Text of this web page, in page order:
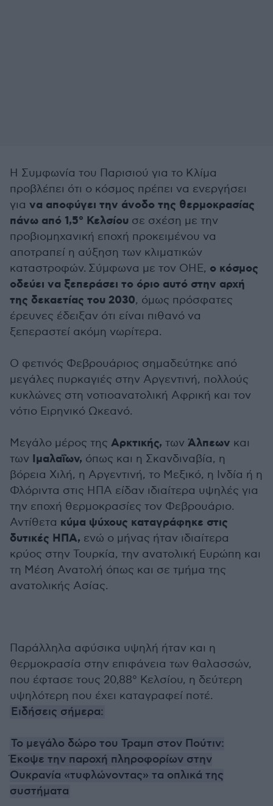
Η Συμφωνία του Παρισιού για το Κλίμα
προβλέπει ότι ο κόσμος πρέπει να ενεργήσει
για να αποφύγει την άνοδο της θερμοκρασίας
πάνω από 1,5° Κελσίου σε σχέση με την
προβιομηχανική εποχή προκειμένου να
αποτραπεί η αύξηση των κλιματικών
καταστροφών. Σύμφωνα με τον ΟΗΕ, ο κόσμος
οδεύει να ξεπεράσει το όριο αυτό στην αρχή
της δεκαετίας του 2030, όμως πρόσφατες
έρευνες έδειξαν ότι είναι πιθανό να
ξεπεραστεί ακόμη νωρίτερα.
Ο φετινός Φεβρουάριος σημαδεύτηκε από
μεγάλες πυρκαγιές στην Αργεντινή, πολλούς
κυκλώνες στη νοτιοανατολική Αφρική και τον
νότιο Ειρηνικό Ωκεανό.
Μεγάλο μέρος της Αρκτικής, των Άλπεων και
των Ιμαλαΐων, όπως και η Σκανδιναβία, η
βόρεια Χιλή, η Αργεντινή, το Μεξικό, η Ινδία ή η
Φλόριντα στις ΗΠΑ είδαν ιδιαίτερα υψηλές για
την εποχή θερμοκρασίες τον Φεβρουάριο.
Αντίθετα κύμα ψύχους καταγράφηκε στις
δυτικές ΗΠΑ, ενώ ο μήνας ήταν ιδιαίτερα
κρύος στην Τουρκία, την ανατολική Ευρώπη και
τη Μέση Ανατολή όπως και σε τμήμα της
ανατολικής Ασίας.
Παράλληλα αφύσικα υψηλή ήταν και η
θερμοκρασία στην επιφάνεια των θαλασσών,
που έφτασε τους 20,88° Κελσίου, η δεύτερη
υψηλότερη που έχει καταγραφεί ποτέ.
Ειδήσεις σήμερα:
Το μεγάλο δώρο του Τραμπ στον Πούτιν:
Έκοψε την παροχή πληροφορίων στην
Ουκρανία «τυφλώνοντας» τα οπλικά της
συστήματα